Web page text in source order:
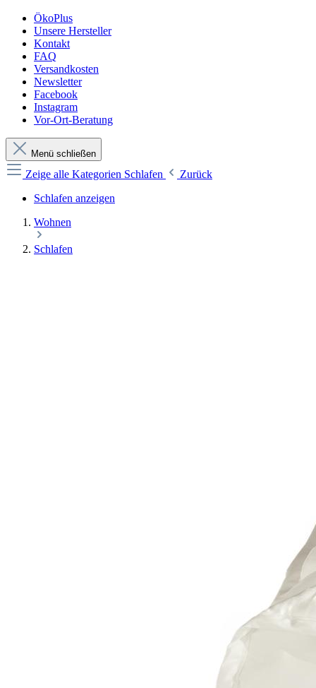
ÖkoPlus
Unsere Hersteller
Kontakt
FAQ
Versandkosten
Newsletter
Facebook
Instagram
Vor-Ort-Beratung
Menü schließen
Zeige alle Kategorien Schlafen
Zurück
Schlafen anzeigen
Wohnen
Schlafen